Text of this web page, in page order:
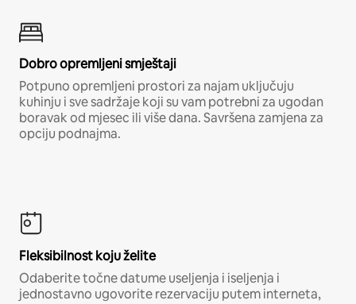
Dobro opremljeni smještaji
Potpuno opremljeni prostori za najam uključuju
kuhinju i sve sadržaje koji su vam potrebni za ugodan
boravak od mjesec ili više dana. Savršena zamjena za
opciju podnajma.
Fleksibilnost koju želite
Odaberite točne datume useljenja i iseljenja i
jednostavno ugovorite rezervaciju putem interneta,